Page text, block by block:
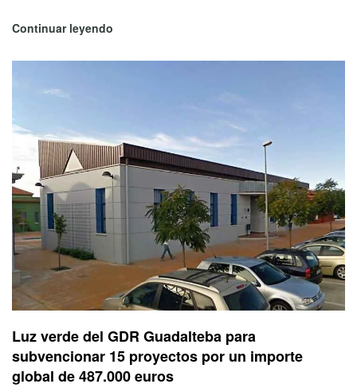
Continuar leyendo
Luz verde del GDR Guadalteba para
subvencionar 15 proyectos por un importe
global de 487.000 euros